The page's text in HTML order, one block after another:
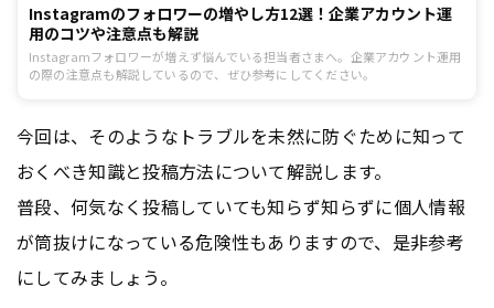
Instagramのフォロワーの増やし方12選！企業アカウント運
用のコツや注意点も解説
Instagramフォロワーが増えず悩んでいる担当者さまへ。企業アカウント運用
の際の注意点も解説しているので、ぜひ参考にしてください。
今回は、そのようなトラブルを未然に防ぐために知って
おくべき知識と投稿方法について解説します。
普段、何気なく投稿していても知らず知らずに個人情報
が筒抜けになっている危険性もありますので、是非参考
にしてみましょう。